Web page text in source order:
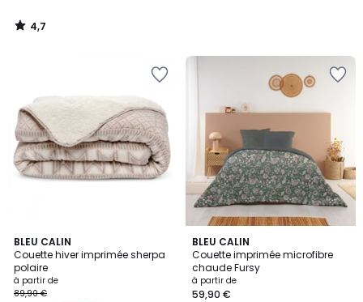
59,90
€. 4,7
/
BLEU CALIN
Couette hiver imprimée sherpa
polaire
à partir de
89,90 €
5
/
5
BLEU CALIN
Couette imprimée microfibre
chaude Fursy
à partir de
59,90 €
5
/
5